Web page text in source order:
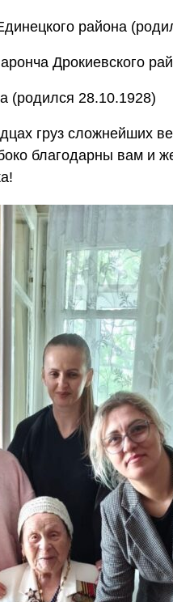
района
Дрокиевского
(родился 28.10.1928)
груз сложнейших
благодарны вам и